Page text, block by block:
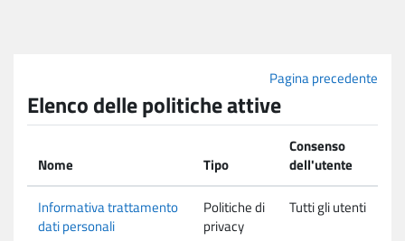
Pagina precedente
Elenco delle politiche attive
Nome Tipo
Consenso
dell'utente
Informativa trattamento
dati personali
Politiche di
privacy
Tutti gli utenti